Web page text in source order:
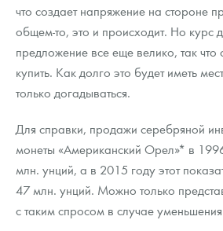
что создает напряжение на стороне
общем-то, это и происходит. Но курс
предложение все еще велико, так
купить. Как долго это будет иметь
только догадываться.
Для справки, продажи серебряной
монеты «Американский Орел»* в
млн. унций, а в 2015 году этот
47 млн. унций. Можно только
с таким спросом в случае